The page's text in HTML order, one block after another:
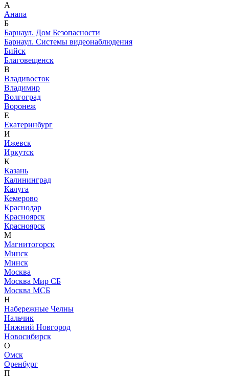
А
Анапа
Б
Барнаул. Дом Безопасности
Барнаул. Системы видеонаблюдения
Бийск
Благовещенск
В
Владивосток
Владимир
Волгоград
Воронеж
Е
Екатеринбург
И
Ижевск
Иркутск
К
Казань
Калининград
Калуга
Кемерово
Краснодар
Красноярск
Красноярск
М
Магнитогорск
Минск
Минск
Москва
Москва Мир СБ
Москва МСБ
Н
Набережные Челны
Нальчик
Нижний Новгород
Новосибирск
О
Омск
Оренбург
П